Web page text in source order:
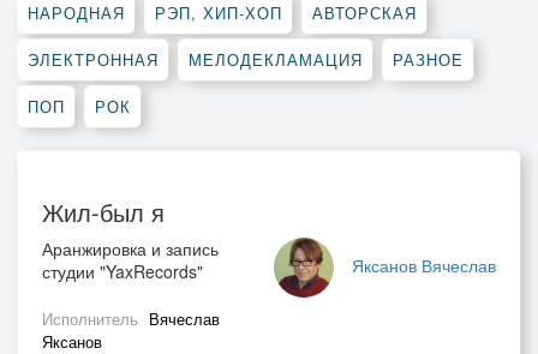
НАРОДНАЯ РЭП, ХИП-ХОП АВТОРСКАЯ
ЭЛЕКТРОННАЯ МЕЛОДЕКЛАМАЦИЯ РАЗНОЕ
ПОП РОК
Жил-был я
Яксанов Вячеслав
Аранжировка и запись
студии "YaxRecords"
Исполнитель Вячеслав
Яксанов